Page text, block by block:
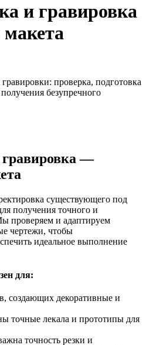
и гравировка
макета
проверка, подготовка
безупречного
гравировка —
существующего под
получения точного и
проверяем и адаптируем
чертежи, чтобы
идеальное выполнение
для:
создающих декоративные и
точные лекала и прототипы для
точность резки и